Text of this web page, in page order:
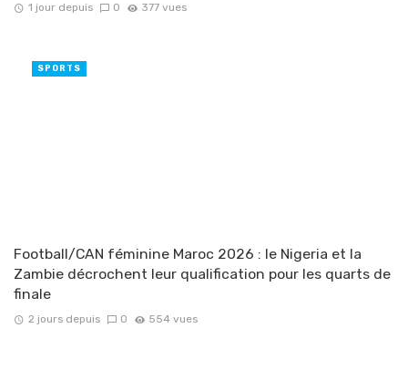
1 jour depuis 0 377 vues
Football/CAN féminine Maroc 2026 : le Nigeria et la
Zambie décrochent leur qualification pour les quarts de
finale
2 jours depuis 0 554 vues
SPORTS